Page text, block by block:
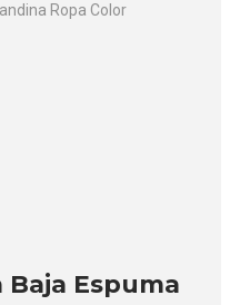
Ropa Color
Baja Espuma